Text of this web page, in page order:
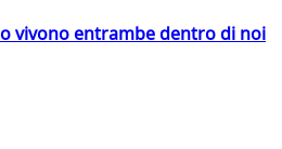
vivono entrambe dentro di noi